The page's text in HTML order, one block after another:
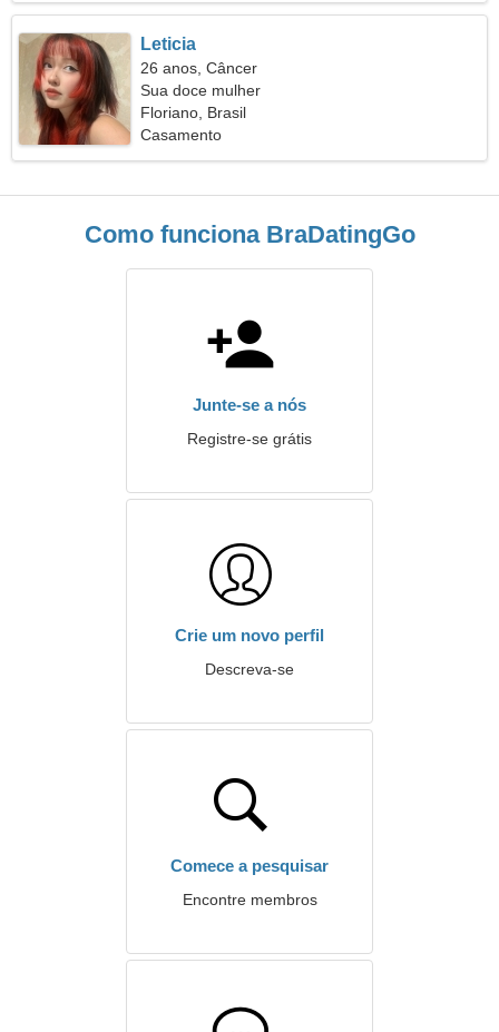
Leticia
26 anos, Câncer
Sua doce mulher
Floriano, Brasil
Casamento
Como funciona BraDatingGo
Junte-se a nós
Registre-se grátis
Crie um novo perfil
Descreva-se
Comece a pesquisar
Encontre membros